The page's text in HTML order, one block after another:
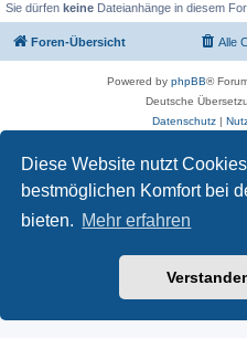
Diese Website nutzt
bestmöglichen Komfort bei
bieten. Mehr erfahren
Sie dürfen keine Dateianhänge in diesem
Foren-Übersicht Alle
Powered by phpBB®
Deutsche
Datenschutz|